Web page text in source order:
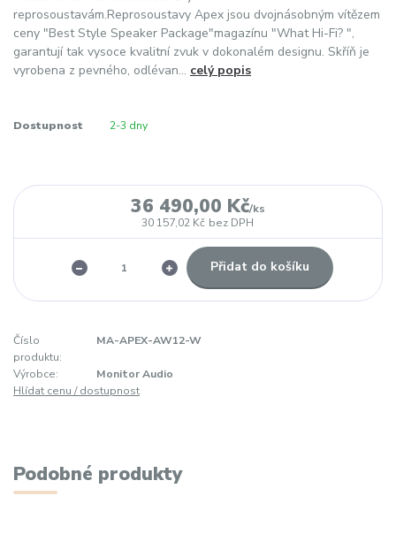
reprosoustavám.Reprosoustavy Apex jsou dvojnásobným vítězem
ceny "Best Style Speaker Package"magazínu "What Hi-Fi? ",
garantují tak vysoce kvalitní zvuk v dokonalém designu. Skříň je
vyrobena z pevného, odlévan... celý popis
Dostupnost 2-3 dny
36 490,00 Kč/ks
30 157,02 Kč bez DPH
Přidat do košíku
Číslo
produktu:
MA-APEX-AW12-W
Výrobce:
Monitor Audio
Hlídat cenu / dostupnost
Podobné produkty